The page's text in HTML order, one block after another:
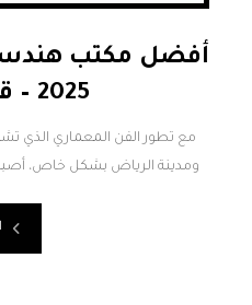
أفضل مكتب
2025 – قيمة جروب
مع تطور الفن المعماري الذي
ومدينة الرياض بشكل خاص،